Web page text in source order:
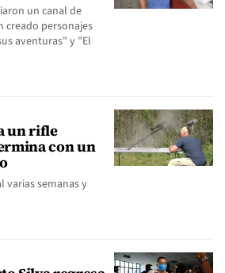
un canal de
creado personajes
aventuras" y "El
un rifle
con un
varias semanas y